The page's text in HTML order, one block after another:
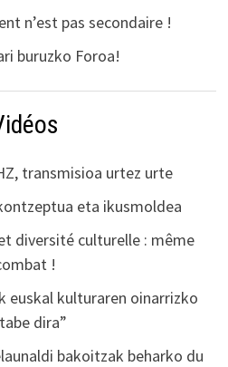
n’est pas secondaire !
buruzko Foroa!
transmisioa urtez urte
eta ikusmoldea
diversité culturelle : même
!
euskal kulturaren oinarrizko
dira”
bakoitzak beharko du